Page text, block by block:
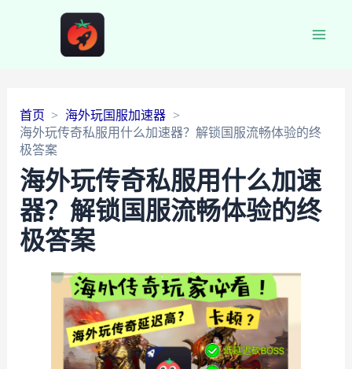
首页
海外玩国服加速器
海外玩传奇私服用什么加速器？解锁国服流畅体验的终
极答案
海外玩传奇私服用什么加速
器？解锁国服流畅体验的终
极答案